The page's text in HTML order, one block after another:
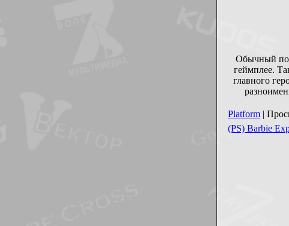
Обычный по
геймплее.
главного
Platform |
(PS) Barbie